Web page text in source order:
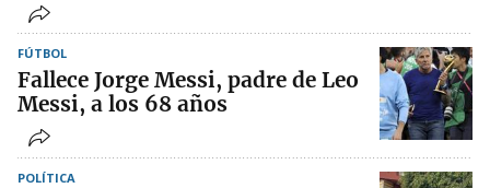
FÚTBOL
Fallece Jorge Messi, padre de Leo
Messi, a los 68 años
POLÍTICA